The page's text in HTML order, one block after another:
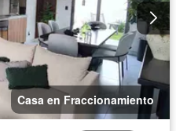
Casa en Fraccionamiento